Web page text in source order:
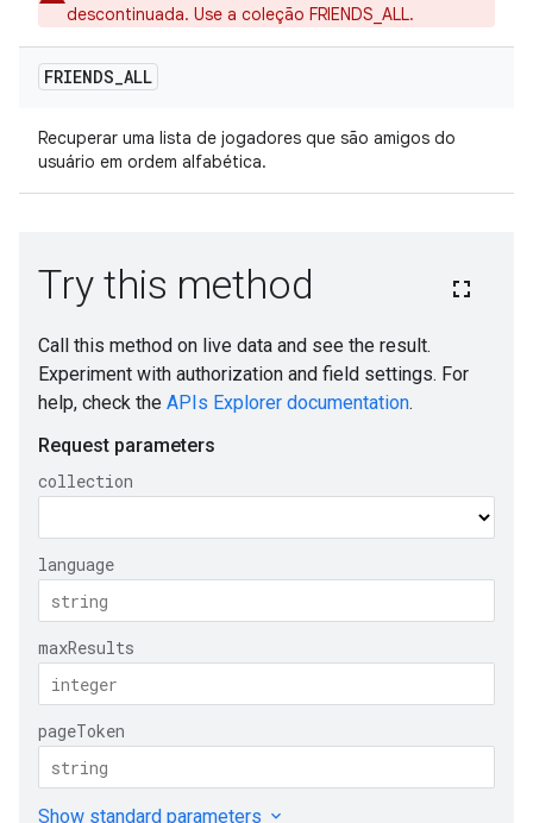
descontinuada. Use a coleção FRIENDS_ALL.
FRIENDS_ALL
Recuperar uma lista de jogadores que são amigos do
usuário em ordem alfabética.